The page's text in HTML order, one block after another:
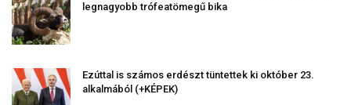
legnagyobb trófeatömegű bika
Ezúttal is számos erdészt tüntettek ki október 23.
alkalmából (+KÉPEK)